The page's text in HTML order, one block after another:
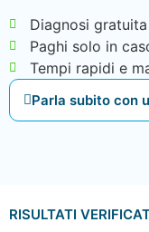
Diagnosi
Paghi solo in
Tempi rapidi e
Parla subito con
RISULTATI